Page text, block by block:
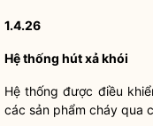
1.4.26
Hệ thống hút xả khói
Hệ thống được điều
các sản phẩm cháy qua